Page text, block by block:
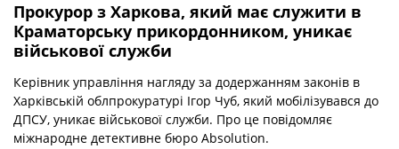
Прокурор з Харкова, який має служити в
Краматорську прикордонником, уникає
військової служби
Керівник управління нагляду за додержанням законів в
Харківській облпрокуратурі Ігор Чуб, який мобілізувався до
ДПСУ, уникає військової служби. Про це повідомляє
міжнародне детективне бюро Absolution.